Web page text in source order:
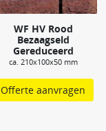
WF HV Rood
Bezaagseld
Gereduceerd
ca. 210x100x50 mm
Offerte aanvragen